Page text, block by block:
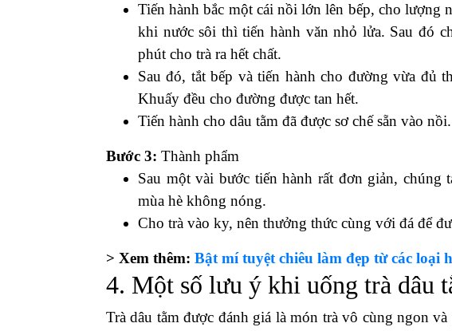
Tiến hành bắc một cái nồi lớn lên bếp, cho
khi nước sôi thì tiến hành văn nhỏ lửa. Sau đó
phút cho trà ra hết chất.
Sau đó, tắt bếp và tiến hành cho đường vừa đủ
Khuấy đều cho đường được tan hết.
Tiến hành cho dâu tằm đã được sơ chế sẵn vào
Bước 3: Thành phẩm
Sau một vài bước tiến hành rất đơn giản,
mùa hè không nóng.
Cho trà vào ky, nên thưởng thức cùng với đá để
> Xem thêm: Bật mí tuyệt chiêu làm đẹp từ các loại
4. Một số lưu ý khi uống trà dâu
Trà dâu tằm được đánh giá là món trà vô cùng ngon